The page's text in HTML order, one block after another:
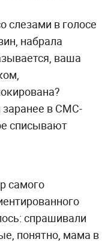
слезами в голосе
набрала
ваша
заранее в СМС-
списывают
самого
спрашивали
понятно, мама в